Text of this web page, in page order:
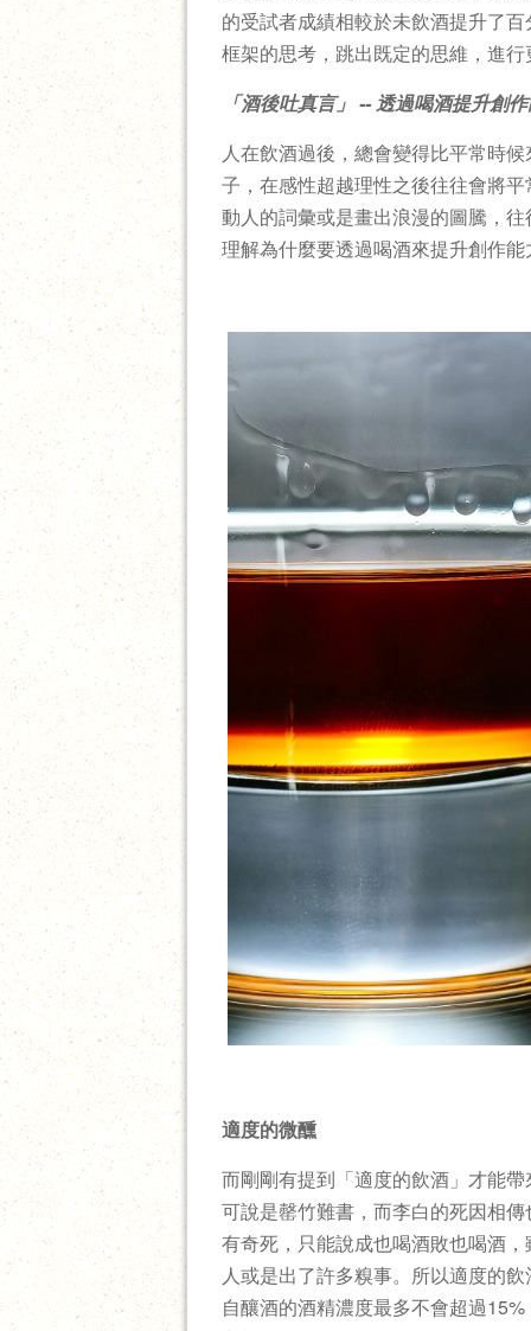
的受試者成績相較於未飲酒提升了
框架的思考，跳出既定的思維，進
「酒後吐真言」 -- 透過喝酒提升創
人在飲酒過後，總會變得比平常時
子，在感性超越理性之後往往會將
動人的詞彙或是畫出浪漫的圖騰，
理解為什麼要透過喝酒來提升創作能
適度的微醺
而剛剛有提到「適度的飲酒」才能
可說是罄竹難書，而李白的死因相
有奇死，只能說成也喝酒敗也喝酒
人或是出了許多糗事。所以適度的
自釀酒的酒精濃度最多不會超過